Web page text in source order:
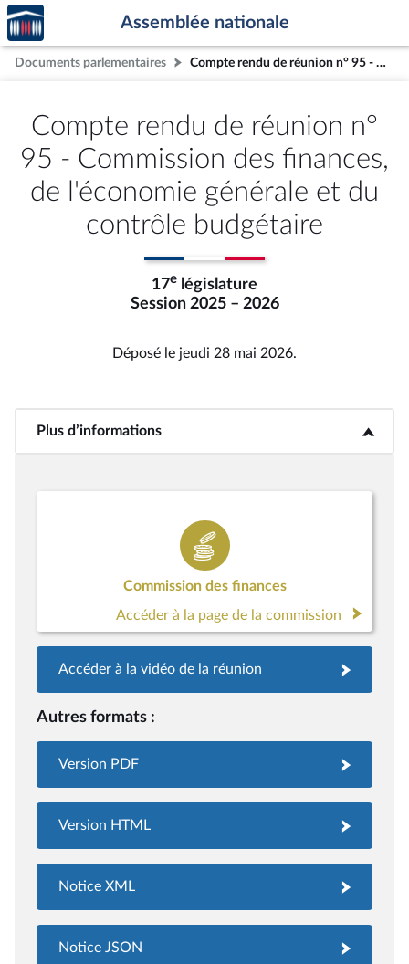
Aller au contenu
Aller en bas de la page
Accèder
à la
page
d'accueil
Assemblée nationale
Documents parlementaires Compte rendu de réunion n° 95 - Commission des finances, de l'économie générale et du contrôle budgétaire
Compte rendu de réunion n°
95 - Commission des finances,
de l'économie générale et du
contrôle budgétaire
17e législature
Session 2025 – 2026
Déposé le jeudi 28 mai 2026.
Plus d’informations<b>Plus d’informations</b>
Commission des finances
Accéder à la page de la commission
Accéder à la vidéo de la réunion
Autres formats :
Version PDF
Version HTML
Notice XML
Notice JSON